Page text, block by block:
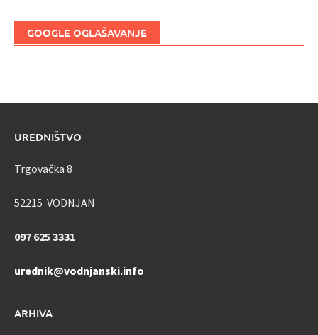
GOOGLE OGLAŠAVANJE
UREDNIŠTVO
Trgovačka 8
52215 VODNJAN
097 625 3331
urednik@vodnjanski.info
ARHIVA